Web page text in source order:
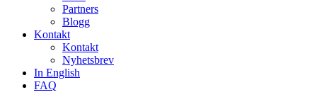
Partners
Blogg
Kontakt
Kontakt
Nyhetsbrev
In English
FAQ